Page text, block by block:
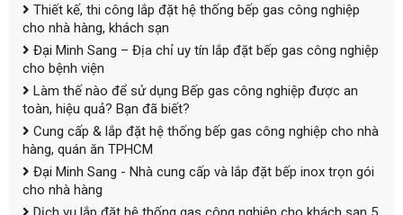
Thiết kế, thi công lắp đặt hệ thống bếp gas công nghiệp
cho nhà hàng, khách sạn
Đại Minh Sang – Địa chỉ uy tín lắp đặt bếp gas công nghiệp
cho bệnh viện
Làm thế nào để sử dụng Bếp gas công nghiệp được an
toàn, hiệu quả? Bạn đã biết?
Cung cấp & lắp đặt hệ thống bếp gas công nghiệp cho nhà
hàng, quán ăn TPHCM
Đại Minh Sang - Nhà cung cấp và lắp đặt bếp inox trọn gói
cho nhà hàng